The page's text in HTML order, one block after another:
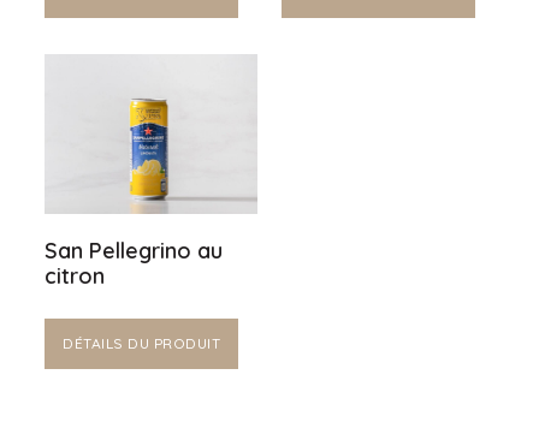
San Pellegrino au
citron
DÉTAILS DU PRODUIT